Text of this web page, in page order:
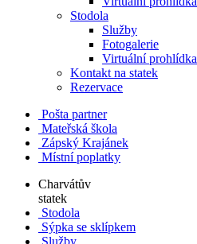
Stodola
Služby
Fotogalerie
Virtuální prohlídka
Kontakt na statek
Rezervace
Pošta partner
Mateřská škola
Zápský Krajánek
Místní poplatky
Charvátův
statek
Stodola
Sýpka se sklípkem
Služby